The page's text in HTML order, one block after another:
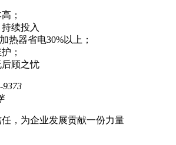
；
续投入
热器省电30%以上；
；
顾之忧
9373
，为企业发展贡献一份力量